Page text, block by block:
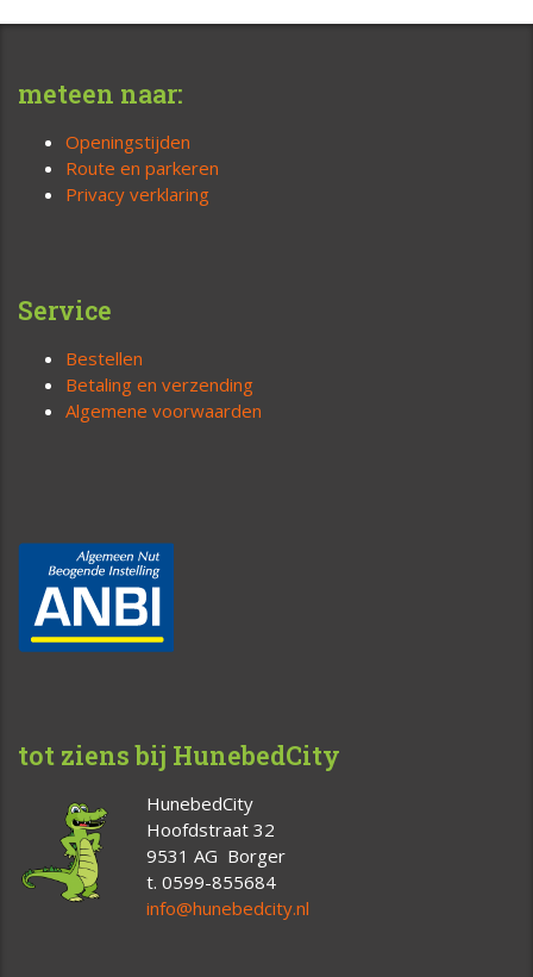
meteen naar:
Openingstijden
Route en parkeren
Privacy verklaring
Service
Bestellen
Betaling en verzending
Algemene voorwaarden
tot ziens bij HunebedCity
HunebedCity
Hoofdstraat 32
9531 AG Borger
t. 0599-855684
info@hunebedcity.nl